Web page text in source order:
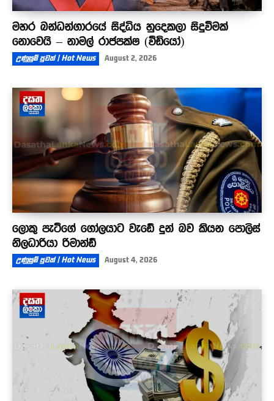
මහර බන්ධන්ගාරයේ සිද්ධිය හුදෙකලා සිදුවීමක්
නොවෙයි – නාමල් රාජපක්ෂ (වීඩියෝ)
උණුසුම් පුවත් | Hot News August 2, 2026
ලොකු පැටීගේ ගෝලයාට වැඩේ දුන් බව කියන පොලිස්
නිලධාරියා රිමාන්ඩ්
උණුසුම් පුවත් | Hot News August 4, 2026